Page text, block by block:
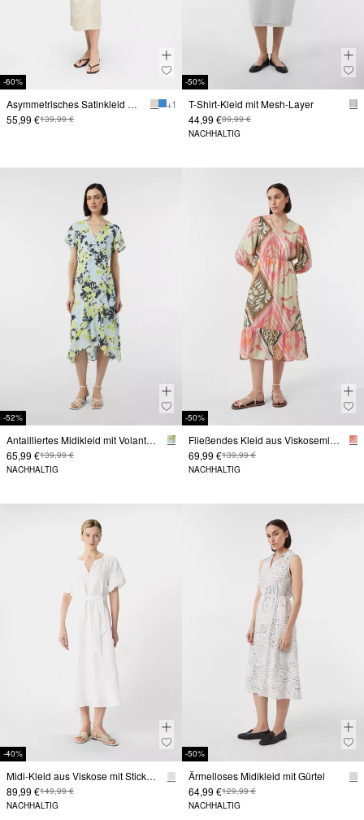
-60%
Asymmetrisches Satinkleid mit Drapierung
+ 1
55,99 €139,99 €
-50%
T-Shirt-Kleid mit Mesh-Layer
44,99 €89,99 €
NACHHALTIG
-52%
Antailliertes Midikleid mit Volants und All-over-Print
65,99 €139,99 €
NACHHALTIG
-50%
Fließendes Kleid aus Viskosemix mit Unterkleid
69,99 €139,99 €
NACHHALTIG
-40%
Midi-Kleid aus Viskose mit Stickerei und Ballon-Ärmeln
89,99 €149,99 €
NACHHALTIG
-50%
Ärmelloses Midikleid mit Gürtel
64,99 €129,99 €
NACHHALTIG